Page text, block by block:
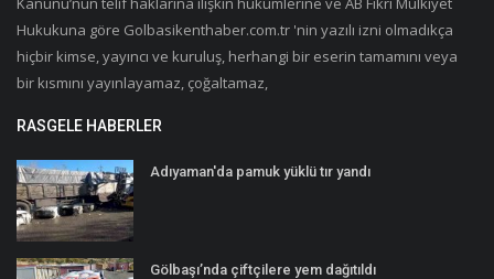
Hukukuna göre Golbasikenthaber.com.tr 'nin yazılı izni olmadıkça
hiçbir kimse, yayıncı ve kuruluş, herhangi bir eserin tamamını veya
bir kısmını yayınlayamaz, çoğaltamaz,
RASGELE HABERLER
Adıyaman'da pamuk yüklü tır yandı
Gölbaşı’nda çiftçilere yem dağıtıldı